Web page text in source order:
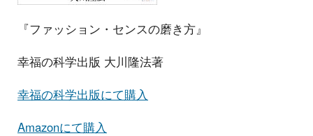
『ファッション・センスの磨き方』
幸福の科学出版 大川隆法著
幸福の科学出版にて購入
Amazonにて購入